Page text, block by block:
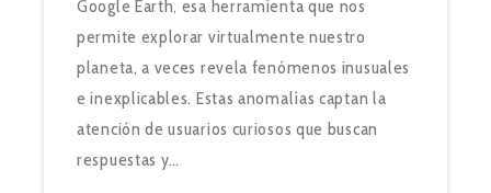
Google Earth, esa herramienta que nos
permite explorar virtualmente nuestro
planeta, a veces revela fenómenos inusuales
e inexplicables. Estas anomalías captan la
atención de usuarios curiosos que buscan
respuestas y…